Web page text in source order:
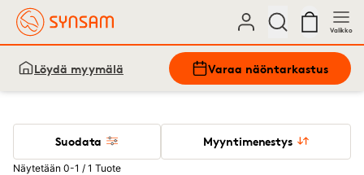
Valikko
Löydä myymälä Varaa näöntarkastus
Suodata Myyntimenestys
Näytetään 0-1 / 1 Tuote